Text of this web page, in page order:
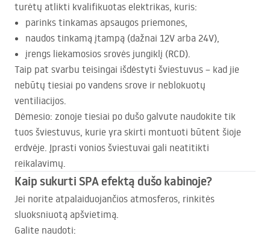
turėtų atlikti kvalifikuotas elektrikas, kuris:
parinks tinkamas apsaugos priemones,
naudos tinkamą įtampą (dažnai 12V arba 24V),
įrengs liekamosios srovės jungiklį (RCD).
Taip pat svarbu teisingai išdėstyti šviestuvus – kad jie
nebūtų tiesiai po vandens srove ir neblokuotų
ventiliacijos.
Dėmesio: zonoje tiesiai po dušo galvute naudokite tik
tuos šviestuvus, kurie yra skirti montuoti būtent šioje
erdvėje. Įprasti vonios šviestuvai gali neatitikti
reikalavimų.
Kaip sukurtiSPAefektą dušo kabinoje?
Jei norite atpalaiduojančios atmosferos, rinkitės
sluoksniuotą apšvietimą.
Galite naudoti: